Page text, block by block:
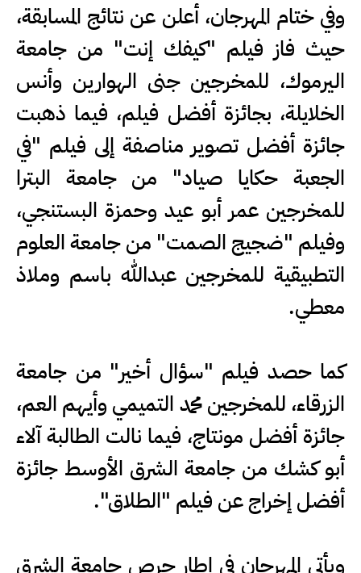
وفي ختام المهرجان، أعلن عن نتائج المسابقة،
حيث فاز فيلم "كيفك إنت" من جامعة
اليرموك، للمخرجين جنى الهوارين وأنس
الخلايلة، بجائزة أفضل فيلم، فيما ذهبت
جائزة أفضل تصوير مناصفة إلى فيلم "في
الجعبة حكايا صياد" من جامعة البترا
للمخرجين عمر أبو عيد وحمزة البستنجي،
وفيلم "ضجيج الصمت" من جامعة العلوم
التطبيقية للمخرجين عبدالله باسم وملاذ
معطي.
كما حصد فيلم "سؤال أخير" من جامعة
الزرقاء، للمخرجين محمد التميمي وأيهم العم،
جائزة أفضل مونتاج، فيما نالت الطالبة آلاء
أبو كشك من جامعة الشرق الأوسط جائزة
أفضل إخراج عن فيلم "الطلاق".
ويأتي المهرجان في إطار حرص جامعة الشرق